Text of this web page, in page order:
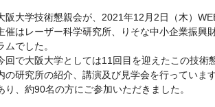
阪大学技術懇親会が、2021年12月2日（木）
催はレーザー科学研究所、りそな中小企業振興
ムでした。
回で大阪大学としては11回目を迎えたこの技
の研究所の紹介、講演及び見学会を行っていま
り、約90名の方にご参加いただきました。